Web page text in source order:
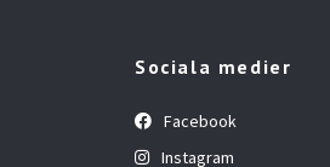
Sociala medier
Facebook
Instagram